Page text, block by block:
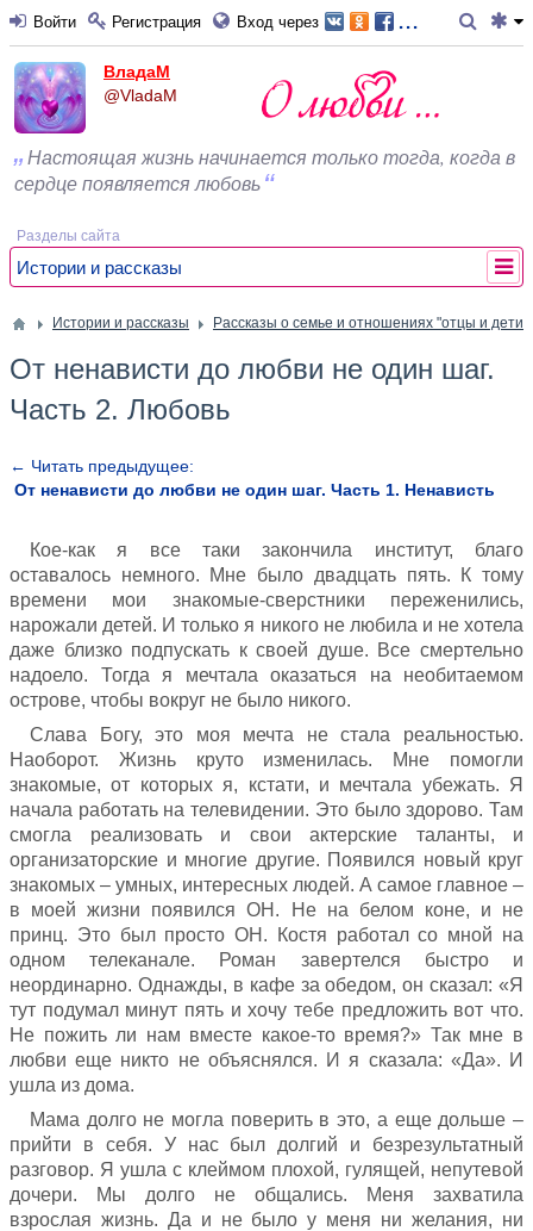
Войти Регистрация Вход через ...
ВладаМ
@VladaM
Настоящая жизнь начинается только тогда, когда в
сердце появляется любовь
Разделы сайта
Истории и рассказы
Истории и рассказы Рассказы о семье и отношениях "отцы и дети"
От ненависти до любви не один шаг.
Часть 2. Любовь
← Читать предыдущее:
От ненависти до любви не один шаг. Часть 1. Ненависть
Кое-как я все таки закончила институт, благо
оставалось немного. Мне было двадцать пять. К тому
времени мои знакомые-сверстники переженились,
нарожали детей. И только я никого не любила и не хотела
даже близко подпускать к своей душе. Все смертельно
надоело. Тогда я мечтала оказаться на необитаемом
острове, чтобы вокруг не было никого.
Слава Богу, это моя мечта не стала реальностью.
Наоборот. Жизнь круто изменилась. Мне помогли
знакомые, от которых я, кстати, и мечтала убежать. Я
начала работать на телевидении. Это было здорово. Там
смогла реализовать и свои актерские таланты, и
организаторские и многие другие. Появился новый круг
знакомых – умных, интересных людей. А самое главное –
в моей жизни появился ОН. Не на белом коне, и не
принц. Это был просто ОН. Костя работал со мной на
одном телеканале. Роман завертелся быстро и
неординарно. Однажды, в кафе за обедом, он сказал: «Я
тут подумал минут пять и хочу тебе предложить вот что.
Не пожить ли нам вместе какое-то время?» Так мне в
любви еще никто не объяснялся. И я сказала: «Да». И
ушла из дома.
Мама долго не могла поверить в это, а еще дольше –
прийти в себя. У нас был долгий и безрезультатный
разговор. Я ушла с клеймом плохой, гулящей, непутевой
дочери. Мы долго не общались. Меня захватила
взрослая жизнь. Да и не было у меня ни желания, ни